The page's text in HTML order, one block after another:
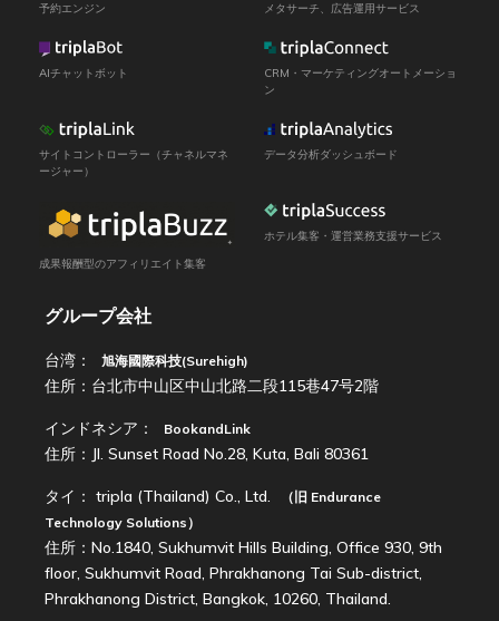
予約エンジン メタサーチ、広告運用サービス
AIチャットボット
CRM・マーケティングオートメーショ
ン
サイトコントローラー（チャネルマネ
ージャー）
データ分析ダッシュボード
成果報酬型のアフィリエイト集客
ホテル集客・運営業務支援サービス
グループ会社
台湾： 旭海國際科技(Surehigh)
住所：台北市中山区中山北路二段115巷47号2階
インドネシア： BookandLink
住所：Jl. Sunset Road No.28, Kuta, Bali 80361
タイ： tripla (Thailand) Co., Ltd. （旧 Endurance
Technology Solutions ）
住所：No.1840, Sukhumvit Hills Building, Office 930, 9th
floor, Sukhumvit Road, Phrakhanong Tai Sub-district,
Phrakhanong District, Bangkok, 10260, Thailand.